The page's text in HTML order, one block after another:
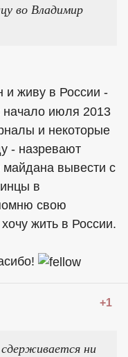
во Владимир
и живу в России -
июля 2013
и некоторые
- назревают
вывести с
в
свою
жить в России.
+1
ни